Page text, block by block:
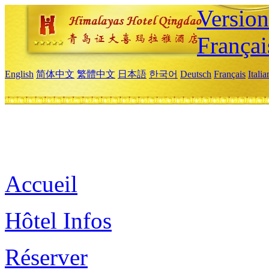
English 简体中文 繁體中文 日本語 한국어 Deutsch Français
Accueil
Hôtel Infos
Réserver